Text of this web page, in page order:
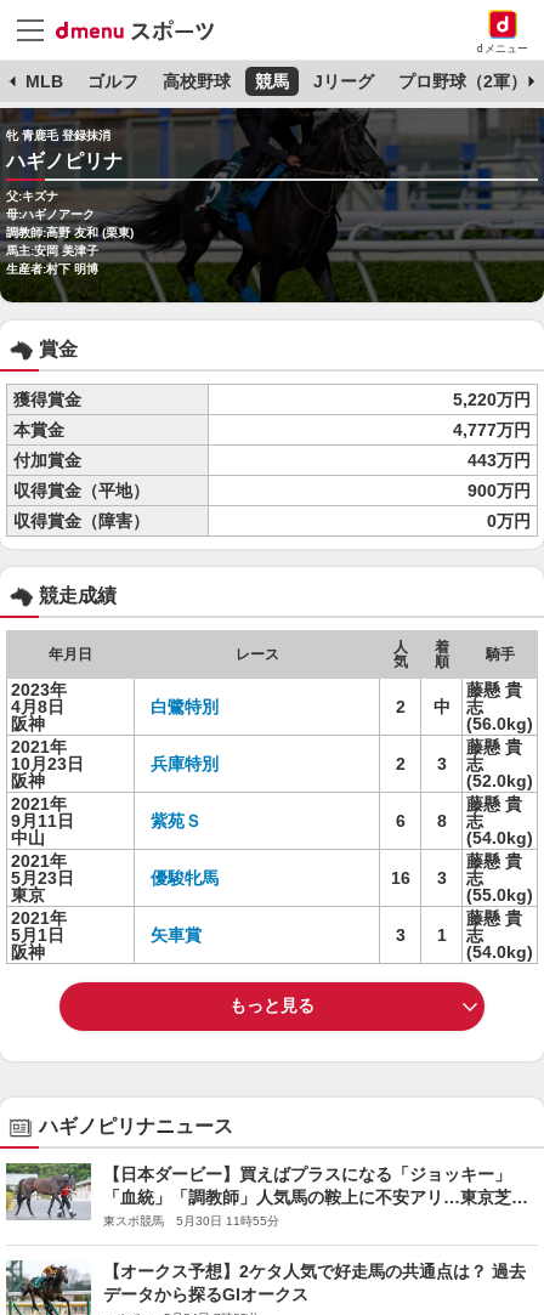
dメニュー
MLB ゴルフ 高校野球 競馬 Jリーグ プロ野球（2軍）
牝 青鹿毛 登録抹消
ハギノピリナ
父:キズナ
母:ハギノアーク
調教師:高野 友和 (栗東)
馬主:安岡 美津子
生産者:村下 明博
賞金
獲得賞金
5,220万円
本賞金
4,777万円
付加賞金
443万円
収得賞金（平地）
900万円
収得賞金（障害）
0万円
競走成績
年月日 レース
人
気
着
順
騎手
2023年
4月8日
阪神
白鷺特別 2 中
藤懸 貴
志
(56.0kg)
2021年
10月23日
阪神
兵庫特別 2 3
藤懸 貴
志
(52.0kg)
2021年
9月11日
中山
紫苑Ｓ 6 8
藤懸 貴
志
(54.0kg)
2021年
5月23日
東京
優駿牝馬 16 3
藤懸 貴
志
(55.0kg)
2021年
5月1日
阪神
矢車賞 3 1
藤懸 貴
志
(54.0kg)
もっと見る
ハギノピリナニュース
【日本ダービー】買えばプラスになる「ジョッキー」
「血統」「調教師」人気馬の鞍上に不安アリ…東京芝
2400mで買うべき男は
東スポ競馬 5月30日 11時55分
【オークス予想】2ケタ人気で好走馬の共通点は？ 過去
データから探るGIオークス